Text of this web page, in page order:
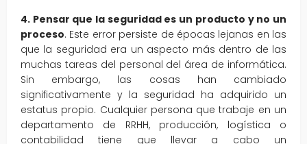
4. Pensar que la seguridad es un producto y no un
proceso. Este error persiste de épocas lejanas en las
que la seguridad era un aspecto más dentro de las
muchas tareas del personal del área de informática.
Sin embargo, las cosas han cambiado
significativamente y la seguridad ha adquirido un
estatus propio. Cualquier persona que trabaje en un
departamento de RRHH, producción, logística o
contabilidad tiene que llevar a cabo un